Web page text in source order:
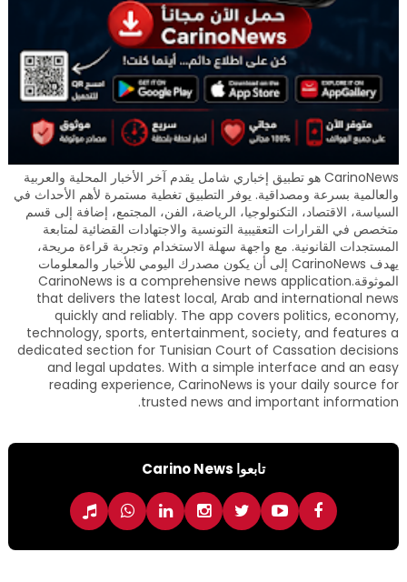
CarinoNews هو تطبيق إخباري شامل يقدم آخر الأخبار المحلية والعربية
والعالمية بسرعة ومصداقية. يوفر التطبيق تغطية مستمرة لأهم الأحداث في
السياسة، الاقتصاد، التكنولوجيا، الرياضة، الفن، المجتمع، إضافة إلى قسم
متخصص في القرارات التعقيبية التونسية والاجتهادات القضائية لمتابعة
المستجدات القانونية. مع واجهة سهلة الاستخدام وتجربة قراءة مريحة،
يهدف CarinoNews إلى أن يكون مصدرك اليومي للأخبار والمعلومات
الموثوقة.CarinoNews is a comprehensive news application
that delivers the latest local, Arab and international news
quickly and reliably. The app covers politics, economy,
technology, sports, entertainment, society, and features a
dedicated section for Tunisian Court of Cassation decisions
and legal updates. With a simple interface and an easy
reading experience, CarinoNews is your daily source for
trusted news and important information.
تابعوا Carino News